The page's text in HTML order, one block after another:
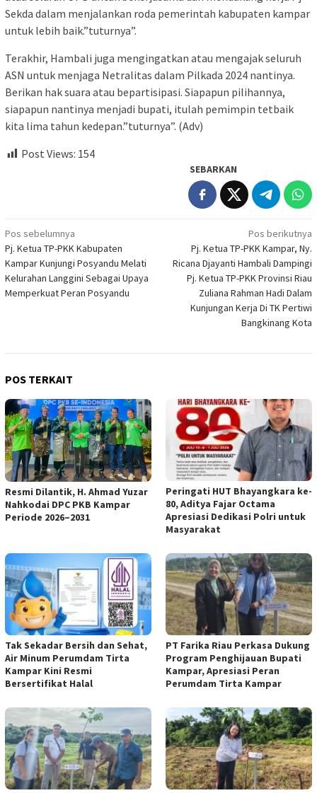
Sekda dalam menjalankan roda pemerintah kabupaten kampar
untuk lebih baik.”tuturnya”.
Terakhir, Hambali juga mengingatkan atau mengajak seluruh
ASN untuk menjaga Netralitas dalam Pilkada 2024 nantinya.
Berikan hak suara atau bepartisipasi. Siapapun pilihannya,
siapapun nantinya menjadi bupati, itulah pemimpin tetbaik
kita lima tahun kedepan.”tuturnya”. (Adv)
Post Views: 154
SEBARKAN
Navigasi
pos
Pos sebelumnya
Pj. Ketua TP-PKK Kabupaten
Kampar Kunjungi Posyandu Melati
Kelurahan Langgini Sebagai Upaya
Memperkuat Peran Posyandu
Pos berikutnya
Pj. Ketua TP-PKK Kampar, Ny.
Ricana Djayanti Hambali Dampingi
Pj. Ketua TP-PKK Provinsi Riau
Zuliana Rahman Hadi Dalam
Kunjungan Kerja Di TK Pertiwi
Bangkinang Kota
POS TERKAIT
Resmi Dilantik, H. Ahmad Yuzar
Nahkodai DPC PKB Kampar
Periode 2026–2031
Peringati HUT Bhayangkara ke-
80, Aditya Fajar Octama
Apresiasi Dedikasi Polri untuk
Masyarakat
Tak Sekadar Bersih dan Sehat,
Air Minum Perumdam Tirta
Kampar Kini Resmi
Bersertifikat Halal
PT Farika Riau Perkasa Dukung
Program Penghijauan Bupati
Kampar, Apresiasi Peran
Perumdam Tirta Kampar